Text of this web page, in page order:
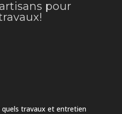
pour
quels travaux et entretien